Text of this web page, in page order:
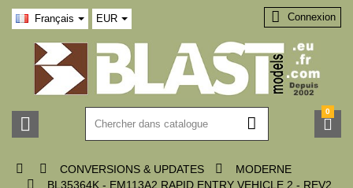
Français EUR
 
 Connexion

0
  CONVERSIONS & UPDATES  MODERNE

BL35364K - EM113A2 RAPID ENTRY VEHICLE 2 - REV2